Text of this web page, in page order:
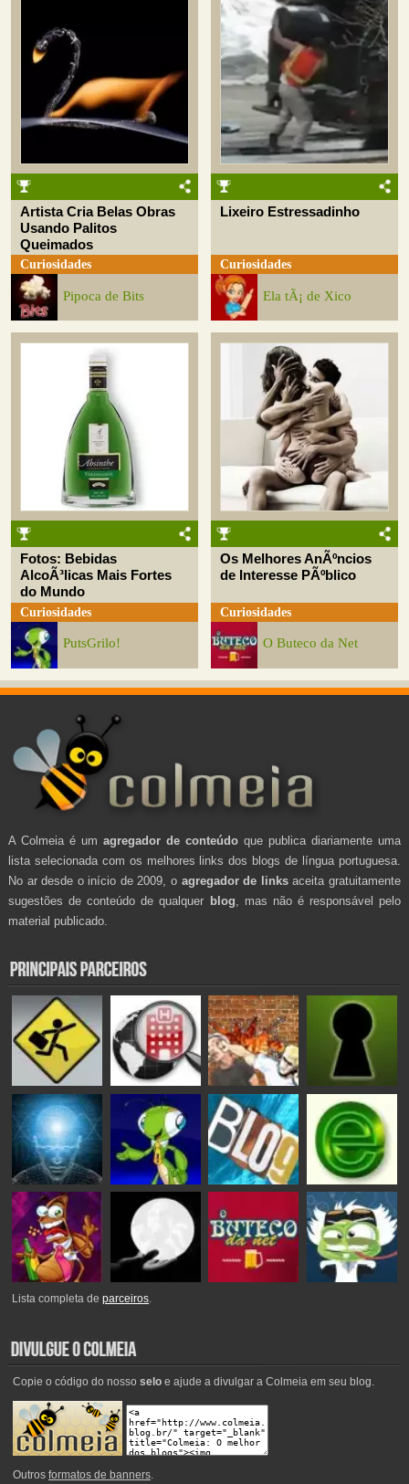
Artista Cria Belas Obras
Usando Palitos
Queimados
Curiosidades
Pipoca de Bits
Lixeiro Estressadinho
Curiosidades
Ela tÃ¡ de Xico
Fotos: Bebidas
AlcoÃ³licas Mais Fortes
do Mundo
Curiosidades
PutsGrilo!
Os Melhores AnÃºncios
de Interesse PÃºblico
Curiosidades
O Buteco da Net
A Colmeia é um agregador de conteúdo que publica diariamente uma
lista selecionada com os melhores links dos blogs de língua portuguesa.
No ar desde o início de 2009, o agregador de linksaceita gratuitamente
sugestões de conteúdo de qualquer blog , mas não é responsável pelo
material publicado.
Lista completa deparceiros.
Copie o código do nosso seloe ajude a divulgar a Colmeia em seu blog.
Outros formatos de banners.